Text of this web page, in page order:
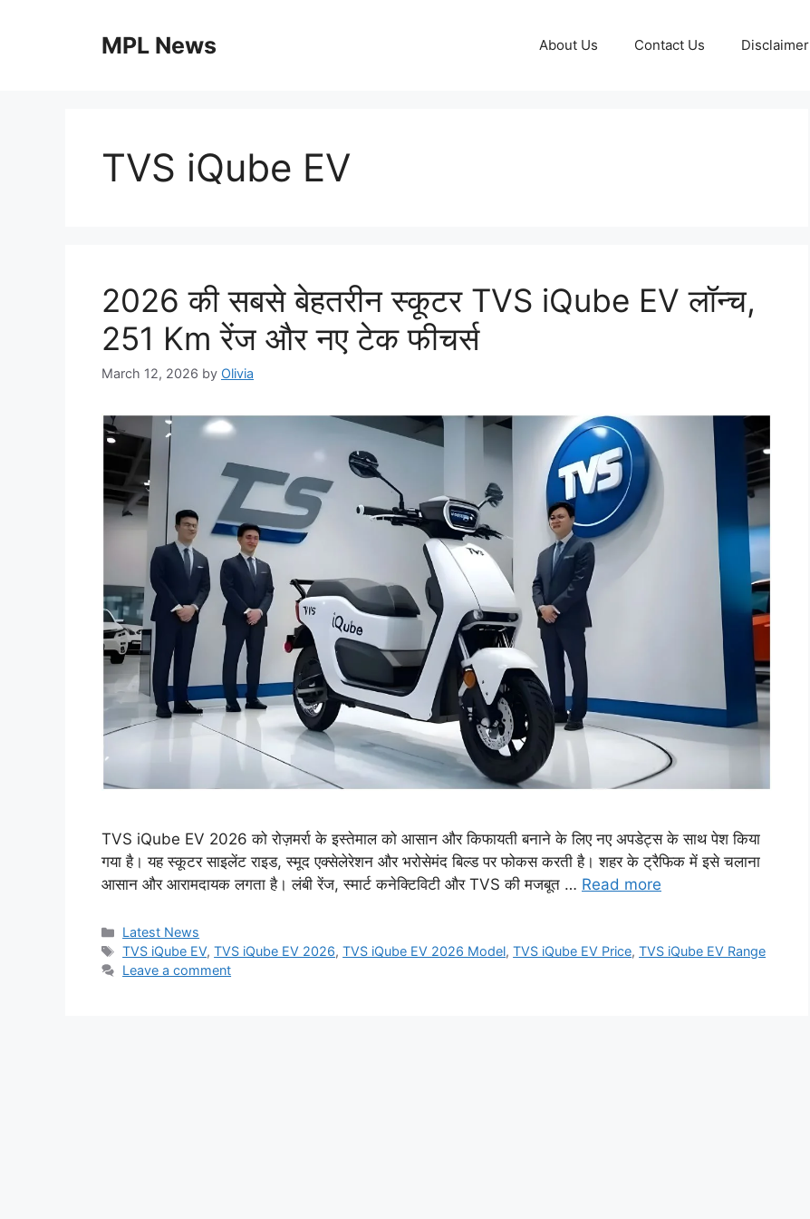
MPL News About Us Contact Us Disclaimer
TVS iQube EV
2026 की सबसे बेहतरीन स्कूटर TVS iQube EV लॉन्च,
251 Km रेंज और नए टेक फीचर्स
March 12, 2026 by Olivia
TVS iQube EV 2026 को रोज़मर्रा के इस्तेमाल को आसान और किफायती बनाने के लिए नए अपडेट्स के साथ पेश किया
गया है। यह स्कूटर साइलेंट राइड, स्मूद एक्सेलेरेशन और भरोसेमंद बिल्ड पर फोकस करती है। शहर के ट्रैफिक में इसे चलाना
आसान और आरामदायक लगता है। लंबी रेंज, स्मार्ट कनेक्टिविटी और TVS की मजबूत … Read more
Categories
Latest News
Tags
TVS iQube EV,TVS iQube EV 2026,TVS iQube EV 2026 Model,TVS iQube EV Price,TVS iQube EV Range
Leave a comment